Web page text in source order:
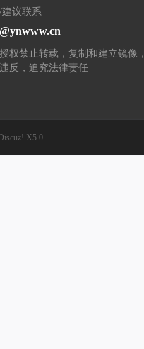
议联系
权禁止转载，复制和建立镜像，
反，追究法律责任
Discuz! X5.0